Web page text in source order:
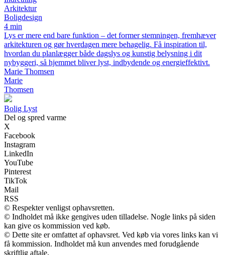
Arkitektur
Boligdesign
4 min
Lys er mere end bare funktion – det former stemningen, fremhæver
arkitekturen og gør hverdagen mere behagelig. Få inspiration til,
hvordan du planlægger både dagslys og kunstig belysning i dit
nybyggeri, så hjemmet bliver lyst, indbydende og energieffektivt.
Marie Thomsen
Marie
Thomsen
Bolig Lyst
Del og spred varme
X
Facebook
Instagram
LinkedIn
YouTube
Pinterest
TikTok
Mail
RSS
© Respekter venligst ophavsretten.
© Indholdet må ikke gengives uden tilladelse. Nogle links på siden
kan give os kommission ved køb.
© Dette site er omfattet af ophavsret. Ved køb via vores links kan vi
få kommission. Indholdet må kun anvendes med forudgående
skriftlig aftale.